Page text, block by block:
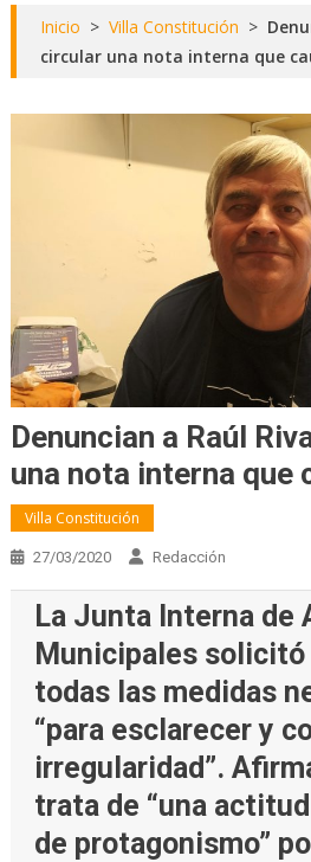
Inicio > Villa Constitución >
circular una nota interna que
Denuncian a Raúl
una nota interna que
Villa Constitución
27/03/2020 Redacción
La Junta Interna de
Municipales
todas las medidas
“para esclarecer y
irregularidad”.
trata de “una
de protagonismo”